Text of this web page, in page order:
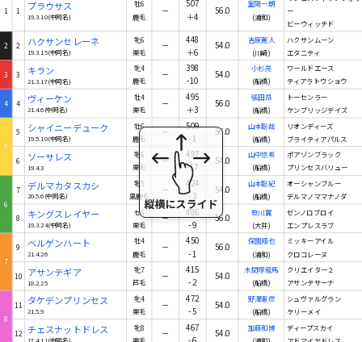
1 1 プラウサス
19.3.10(中同名)
牡6
鹿毛
－
507
＋4
56.0
室陽一朗
(浦和)
ー
ビーウィッチド
2 2 ハクサンセレーネ
19.3.15(中同名)
牝6
栗毛
－
448
＋6
54.0
吉原寛人
(川崎)
ハクサンムーン
エタニティ
3 3 キラン
21.3.17(中同名)
牝4
鹿毛
－
398
-10
54.0
小杉亮
(船橋)
ワールドエース
ティアラトウショウ
4 4 ヴィーケン
21.4.6(中同名)
牡4
栗毛
－
495
＋3
56.0
張田昂
(船橋)
トーセンラー
ケンブリッジデイズ
5
5 シャイニーデューク
19.5.10(中同名)
牡6
鹿毛
－
509
-1
56.0
山本聡哉
(船橋)
リオンディーズ
ブライティアパルス
6 ソーサレス
19.4.3
牝6
栗毛
－
497
-17
54.0
山中悠希
(船橋)
ポアゾンブラック
プリンセスバリュー
6
7 デルマカタスカシ
20.5.6(中同名)
牝5
黒鹿毛
－
424
-3
54.0
山本聡紀
(船橋)
オーシャンブルー
デルマノママナノダ
8 キングスレイヤー
19.3.24(中同名)
セ6
栗毛
－
486
-9
56.0
笹川翼
(大井)
ゼンノロブロイ
エンプレスラブ
7
9 ベルゲンハート
21.4.26
牡4
鹿毛
－
450
-1
56.0
保園翔也
(浦和)
ミッキーアイル
クロコレーヌ
10 アサンテギア
18.2.25
牝7
芦毛
－
415
-2
54.0
木間塚龍馬
(船橋)
クリエイター２
アサンテサーナ
8
11 タケデンプリンセス
21.5.9
牝4
栗毛
－
472
-5
54.0
野澤憲彦
(船橋)
シュヴァルグラン
ケリーメイ
12 チェスナットドレス
17.4.11(中同名)
牝8
－
467
54.0
加藤和博 ディープスカイ